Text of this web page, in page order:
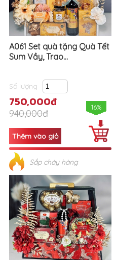
A061 Set quà tặng Quà Tết
Sum Vầy, Trao...
Số lượng
750,000đ
940,000đ
16%
Sắp cháy hàng